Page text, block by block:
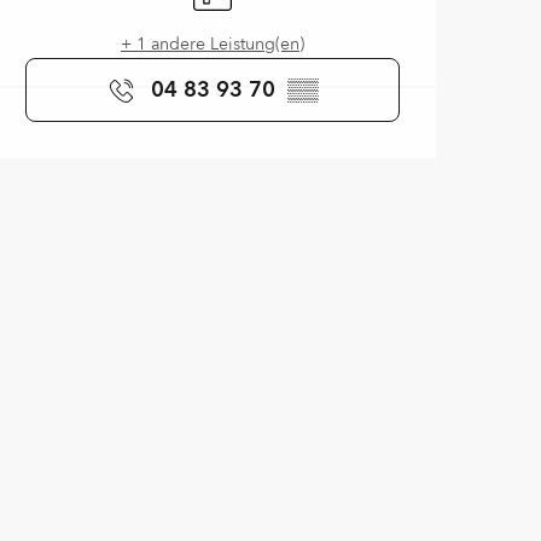
+ 1 andere Leistung(en)
04 83 93 70 ▒▒